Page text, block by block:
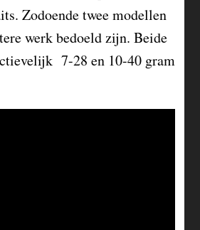
Zodoende twee modellen
werk bedoeld zijn. Beide
7-28 en 10-40 gram